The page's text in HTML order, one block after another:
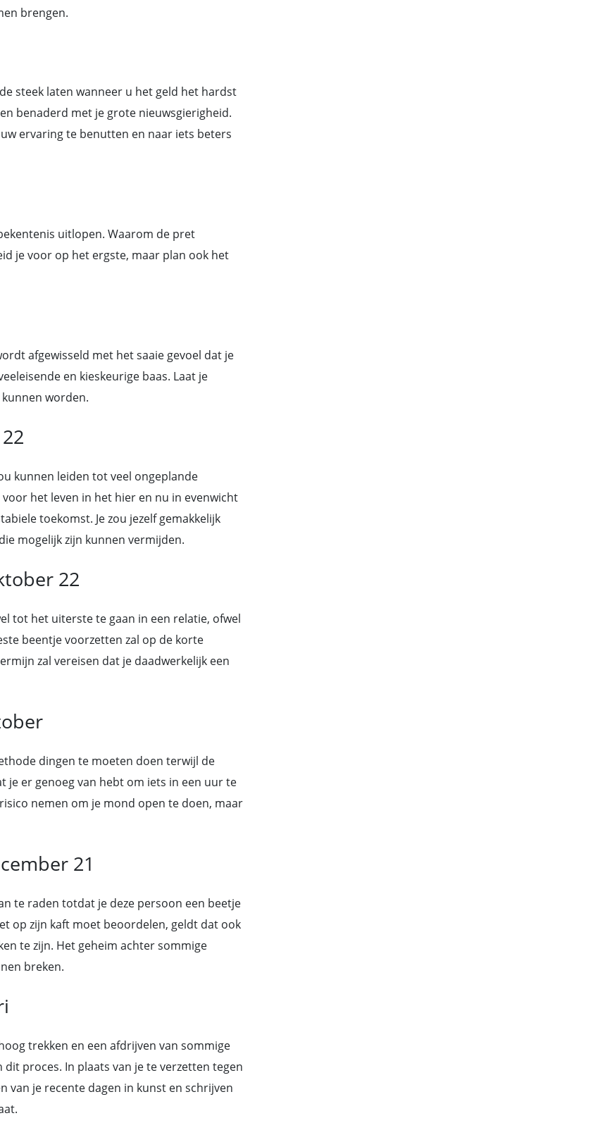
brengen.
steek laten wanneer u het geld het hardst
benaderd met je grote nieuwsgierigheid.
ervaring te benutten en naar iets beters
uitlopen. Waarom de pret
je voor op het ergste, maar plan ook het
afgewisseld met het saaie gevoel dat je
en kieskeurige baas. Laat je
worden.
kunnen leiden tot veel ongeplande
het leven in het hier en nu in evenwicht
toekomst. Je zou jezelf gemakkelijk
mogelijk zijn kunnen vermijden.
22
tot het uiterste te gaan in een relatie, ofwel
beentje voorzetten zal op de korte
zal vereisen dat je daadwerkelijk een
dingen te moeten doen terwijl de
je er genoeg van hebt om iets in een uur te
nemen om je mond open te doen, maar
21
te raden totdat je deze persoon een beetje
op zijn kaft moet beoordelen, geldt dat ook
te zijn. Het geheim achter sommige
breken.
trekken en een afdrijven van sommige
proces. In plaats van je te verzetten tegen
je recente dagen in kunst en schrijven